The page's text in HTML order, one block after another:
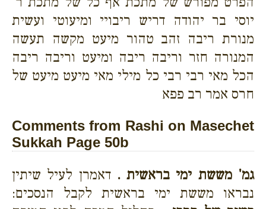
יוסי בר יהודה דריש ריבויי ומיעוטי ועשית
מנורת ריבה זהב טהור מיעט מקשה תעשה
המנורה חזר וריבה ריבה ומיעט וריבה ריבה
הכל מאי רבי רבי כל מילי מאי מיעט מיעט של
חרס אמר רב פפא
Comments from Rashi on Masechet
Sukkah Page 50b
גמ' מששת ימי בראשית . דאמרן לעיל שיתין
נבראו מששת ימי בראשית לקבל הנסכים: